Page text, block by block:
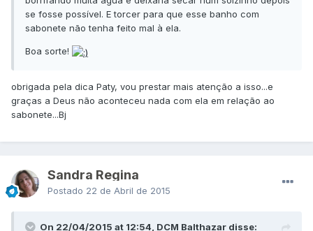
se fosse possível. E torcer para que esse banho com
sabonete não tenha feito mal à ela.
Boa sorte!
​obrigada pela dica Paty, vou prestar mais atenção a isso...e
graças a Deus não aconteceu nada com ela em relação ao
sabonete...Bj
Sandra Regina
Postado 22 de Abril de 2015
On 22/04/2015 at 12:54, DCM Balthazar disse: